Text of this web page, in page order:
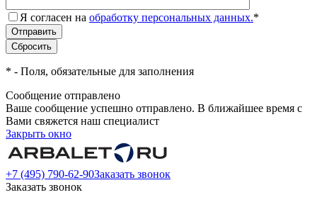
Я согласен на обработку персональных данных.*
* - Поля, обязательные для заполнения
Сообщение отправлено
Ваше сообщение успешно отправлено. В ближайшее время с
Вами свяжется наш специалист
Закрыть окно
+7 (495) 790-62-90Заказать звонок
Заказать звонок